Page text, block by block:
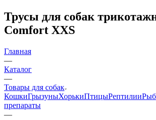
Трусы для собак
Comfort XXS
Главная
—
Каталог
—
Товары для собак
КошкиГрызуныХорькиПтицыРептилии
препараты
—